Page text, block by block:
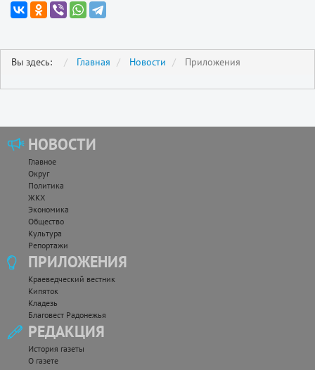
Вы здесь: Главная Новости Приложения
НОВОСТИ
Главное
Округ
Политика
ЖКХ
Экономика
Общество
Культура
Репортажи
ПРИЛОЖЕНИЯ
Краеведческий вестник
Кипяток
Кладезь
Благовест Радонежья
РЕДАКЦИЯ
История газеты
О газете